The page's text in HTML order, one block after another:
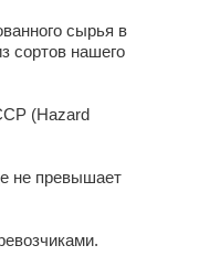
сырья в
сортов нашего
(Hazard
не превышает